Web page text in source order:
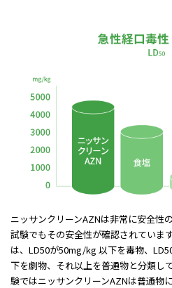
ニッサンクリーンAZNは非常に安全性
試験でもその安全性が確認されていま
は、LD50が50mg/kg 以下を毒物、
下を劇物、それ以上を普通物と分類し
験ではニッサンクリーンAZNは普通物